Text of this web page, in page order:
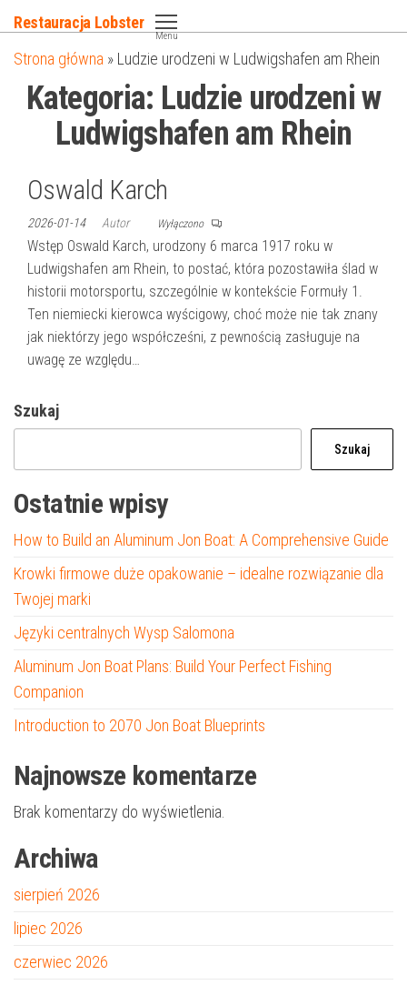
do
treści
Restauracja Lobster
Menu
Strona główna » Ludzie urodzeni w Ludwigshafen am Rhein
Kategoria: Ludzie urodzeni w
Ludwigshafen am Rhein
Oswald Karch
2026-01-14 Autor Wyłączono
Wstęp Oswald Karch, urodzony 6 marca 1917 roku w
Ludwigshafen am Rhein, to postać, która pozostawiła ślad w
historii motorsportu, szczególnie w kontekście Formuły 1.
Ten niemiecki kierowca wyścigowy, choć może nie tak znany
jak niektórzy jego współcześni, z pewnością zasługuje na
uwagę ze względu…
Szukaj
Szukaj
Ostatnie wpisy
How to Build an Aluminum Jon Boat: A Comprehensive Guide
Krowki firmowe duże opakowanie – idealne rozwiązanie dla
Twojej marki
Języki centralnych Wysp Salomona
Aluminum Jon Boat Plans: Build Your Perfect Fishing
Companion
Introduction to 2070 Jon Boat Blueprints
Najnowsze komentarze
Brak komentarzy do wyświetlenia.
Archiwa
sierpień 2026
lipiec 2026
czerwiec 2026